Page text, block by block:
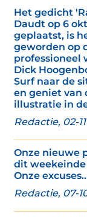
Het gedicht
Daudt op 6
geplaatst, is
geworden op
professioneel
Dick
Surf naar de
en geniet van
illustratie in
Redactie, 02-
Onze nieuwe
dit
Onze
Redactie, 07-